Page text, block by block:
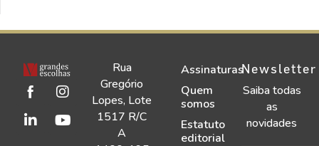
Rua
Gregório
Lopes, Lote
1517 R/C
A
Assinaturas
Quem
somos
Estatuto
editorial
Newsletter
Saiba todas
as
novidades